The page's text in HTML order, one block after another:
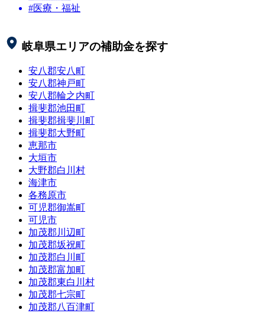
#医療・福祉
岐阜県エリアの補助金を探す
安八郡安八町
安八郡神戸町
安八郡輪之内町
揖斐郡池田町
揖斐郡揖斐川町
揖斐郡大野町
恵那市
大垣市
大野郡白川村
海津市
各務原市
可児郡御嵩町
可児市
加茂郡川辺町
加茂郡坂祝町
加茂郡白川町
加茂郡富加町
加茂郡東白川村
加茂郡七宗町
加茂郡八百津町